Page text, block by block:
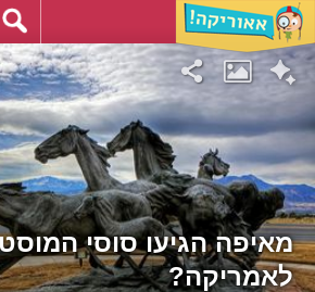
מאיפה הגיעו סוסי
לאמריקה?